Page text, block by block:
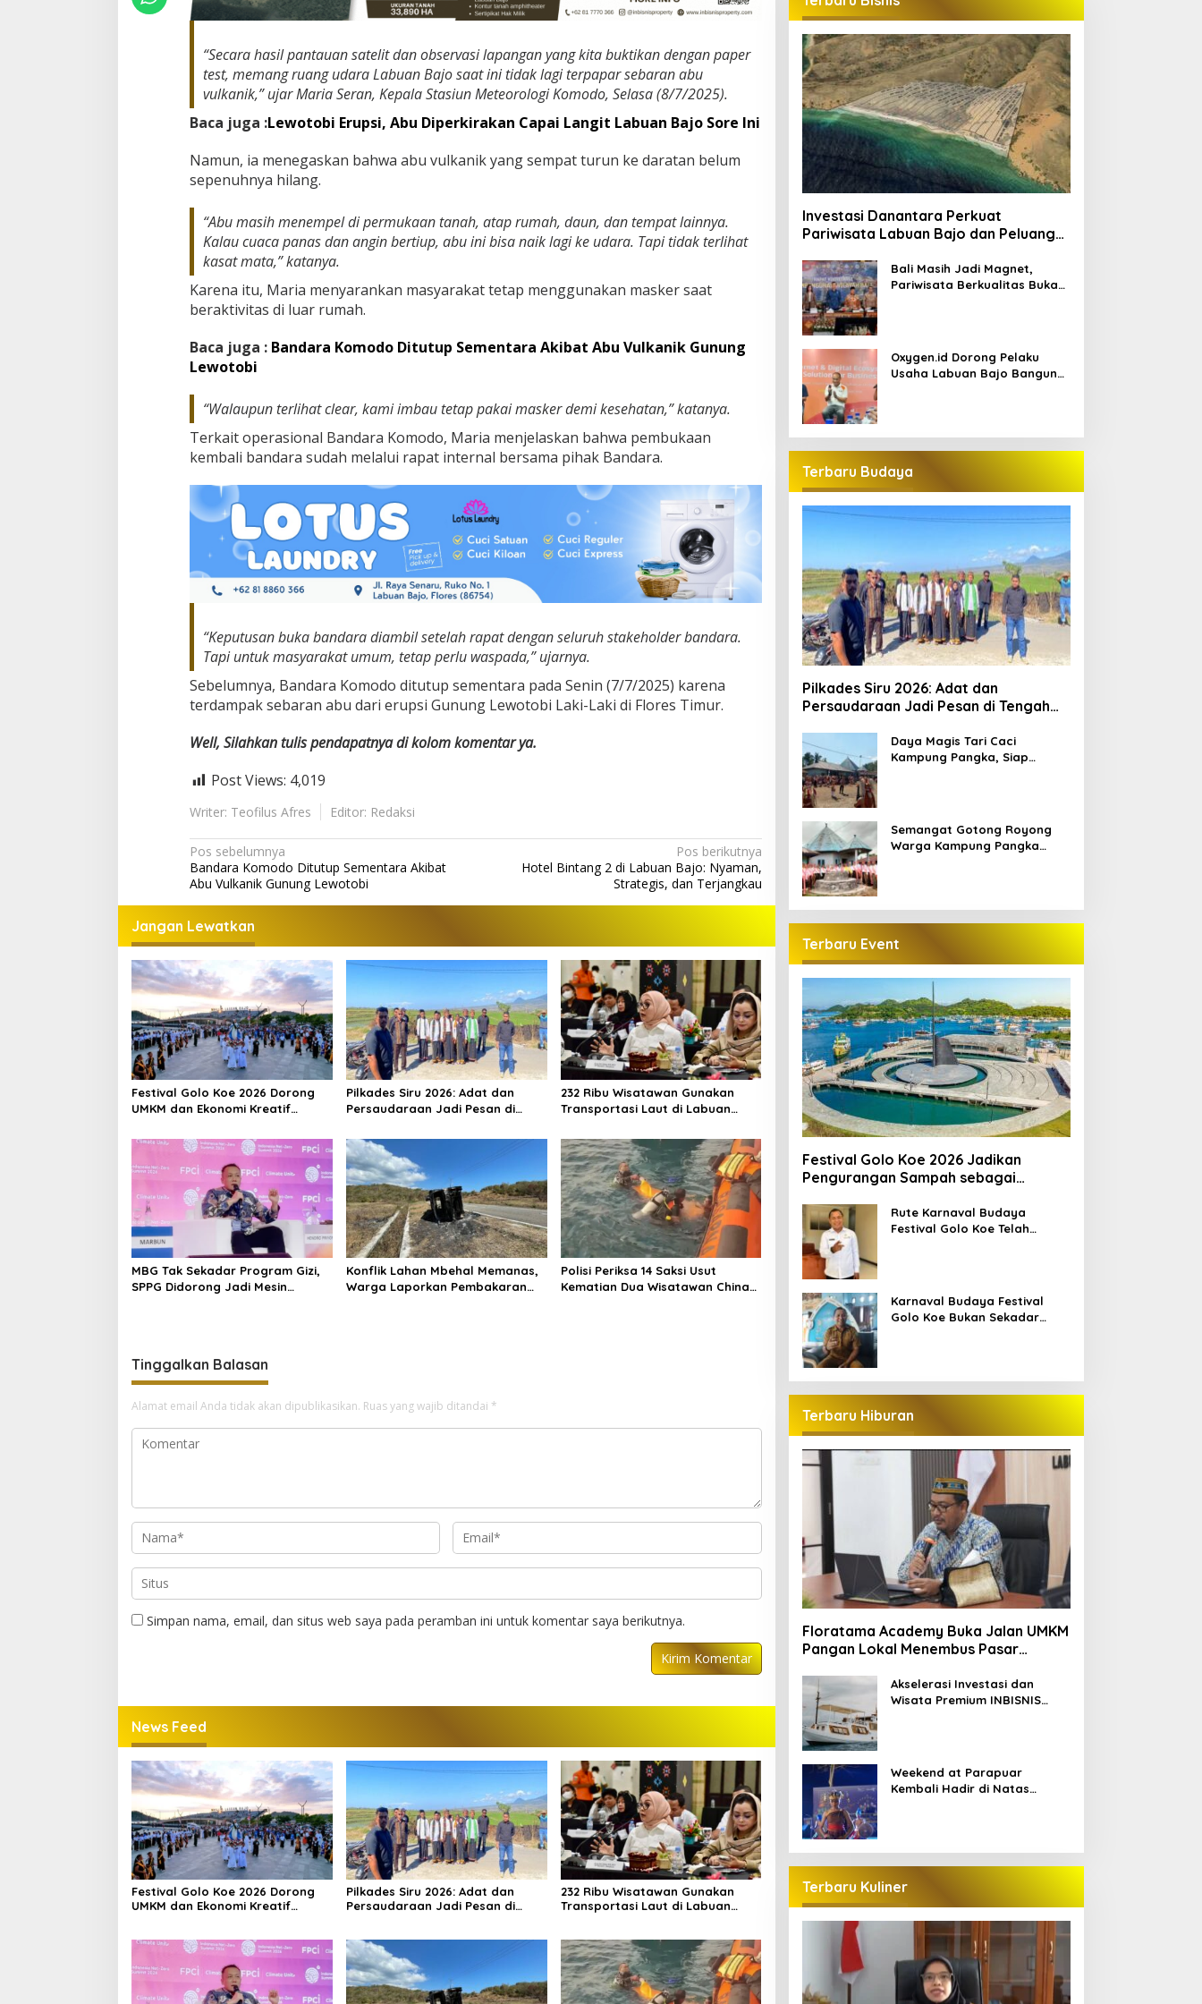
“Secara hasil pantauan satelit dan observasi lapangan yang kita buktikan dengan paper
test, memang ruang udara Labuan Bajo saat ini tidak lagi terpapar sebaran abu
vulkanik,” ujar Maria Seran, Kepala Stasiun Meteorologi Komodo, Selasa (8/7/2025).
Baca juga :Lewotobi Erupsi, Abu Diperkirakan Capai Langit Labuan Bajo Sore Ini
Namun, ia menegaskan bahwa abu vulkanik yang sempat turun ke daratan belum
sepenuhnya hilang.
“Abu masih menempel di permukaan tanah, atap rumah, daun, dan tempat lainnya.
Kalau cuaca panas dan angin bertiup, abu ini bisa naik lagi ke udara. Tapi tidak terlihat
kasat mata,” katanya.
Karena itu, Maria menyarankan masyarakat tetap menggunakan masker saat
beraktivitas di luar rumah.
Baca juga : Bandara Komodo Ditutup Sementara Akibat Abu Vulkanik Gunung
Lewotobi
“Walaupun terlihat clear, kami imbau tetap pakai masker demi kesehatan,” katanya.
Terkait operasional Bandara Komodo, Maria menjelaskan bahwa pembukaan
kembali bandara sudah melalui rapat internal bersama pihak Bandara.
“Keputusan buka bandara diambil setelah rapat dengan seluruh stakeholder bandara.
Tapi untuk masyarakat umum, tetap perlu waspada,” ujarnya.
Sebelumnya, Bandara Komodo ditutup sementara pada Senin (7/7/2025) karena
terdampak sebaran abu dari erupsi Gunung Lewotobi Laki-Laki di Flores Timur.
Well, Silahkan tulis pendapatnya di kolom komentar ya.
Post Views: 4,019
Writer: Teofilus Afres Editor: Redaksi
Navigasi
pos
Pos sebelumnya
Bandara Komodo Ditutup Sementara Akibat
Abu Vulkanik Gunung Lewotobi
Pos berikutnya
Hotel Bintang 2 di Labuan Bajo: Nyaman,
Strategis, dan Terjangkau
Jangan Lewatkan
Festival Golo Koe 2026 Dorong
UMKM dan Ekonomi Kreatif
Puncak Acara
Pilkades Siru 2026: Adat dan
Persaudaraan Jadi Pesan di
232 Ribu Wisatawan Gunakan
Transportasi Laut di Labuan
Jadi Prioritas
MBG Tak Sekadar Program Gizi,
SPPG Didorong Jadi Mesin
Konflik Lahan Mbehal Memanas,
Warga Laporkan Pembakaran
Polisi Periksa 14 Saksi Usut
Kematian Dua Wisatawan China
Tinggalkan Balasan
Alamat email Anda tidak akan dipublikasikan. Ruas yang wajib ditandai *
Simpan nama, email, dan situs web saya pada peramban ini untuk komentar saya berikutnya.
News Feed
Festival Golo Koe 2026 Dorong
UMKM dan Ekonomi Kreatif
Pilkades Siru 2026: Adat dan
Persaudaraan Jadi Pesan di
232 Ribu Wisatawan Gunakan
Transportasi Laut di Labuan
Investasi Danantara Perkuat
Pariwisata Labuan Bajo dan Peluang
Bali Masih Jadi Magnet,
Pariwisata Berkualitas Buka
Oxygen.id Dorong Pelaku
Usaha Labuan Bajo Bangun
Terbaru Budaya
Pilkades Siru 2026: Adat dan
Persaudaraan Jadi Pesan di Tengah
Daya Magis Tari Caci
Kampung Pangka, Siap
Semangat Gotong Royong
Warga Kampung Pangka
Terbaru Event
Festival Golo Koe 2026 Jadikan
Pengurangan Sampah sebagai
Bajo
Rute Karnaval Budaya
Festival Golo Koe Telah
Karnaval Budaya Festival
Golo Koe Bukan Sekadar
Terbaru Hiburan
Floratama Academy Buka Jalan UMKM
Pangan Lokal Menembus Pasar
Akselerasi Investasi dan
Wisata Premium INBISNIS
Weekend at Parapuar
Kembali Hadir di Natas
Terbaru Kuliner